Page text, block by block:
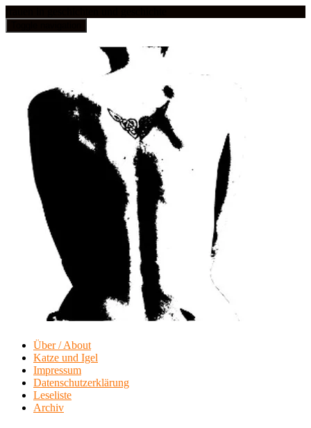
Über / About
Katze und Igel
Impressum
Datenschutzerklärung
Leseliste
Archiv